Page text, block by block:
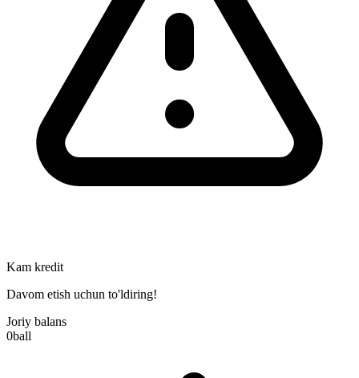
Kam kredit
Davom etish uchun to'ldiring!
Joriy balans
0ball